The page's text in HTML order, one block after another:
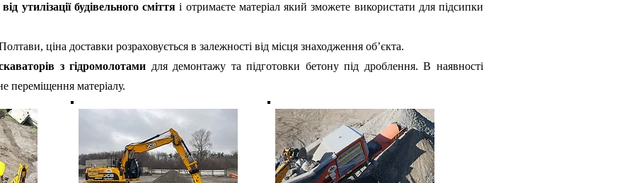
від утилізації будівельного сміття і отримаєте матеріал який зможете використати для підсипки
ціна доставки розраховується в залежності від місця знаходження об’єкта.
з гідромолотами для демонтажу та підготовки бетону під дроблення. В наявності
переміщення матеріалу.​​